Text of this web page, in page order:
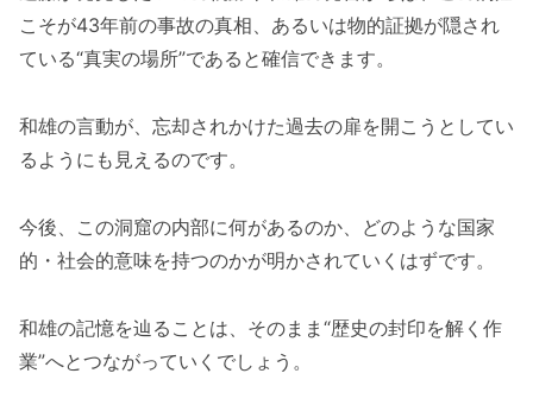
こそが43年前の事故の真相、あるいは物的証拠が隠され
ている“真実の場所”であると確信できます。
和雄の言動が、忘却されかけた過去の扉を開こうとしてい
るようにも見えるのです。
今後、この洞窟の内部に何があるのか、どのような国家
的・社会的意味を持つのかが明かされていくはずです。
和雄の記憶を辿ることは、そのまま“歴史の封印を解く作
業”へとつながっていくでしょう。